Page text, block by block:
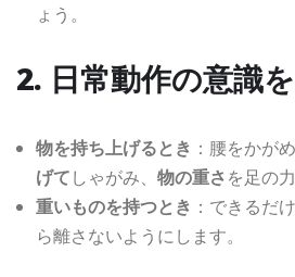
ょう。
2. 日常動作の意識
物を持ち上げるとき ：腰をかが
げてしゃがみ、 物の重さを足の
重いものを持つとき ：できるだけ
ら離さないようにします。